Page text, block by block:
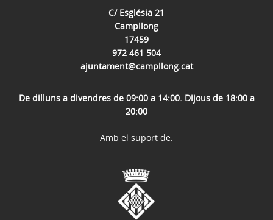
C/ Església 21
Campllong
17459
972 461 504
ajuntament@campllong.cat
De dilluns a divendres de 09:00 a 14:00. Dijous de 18:00 a
20:00
Amb el suport de: